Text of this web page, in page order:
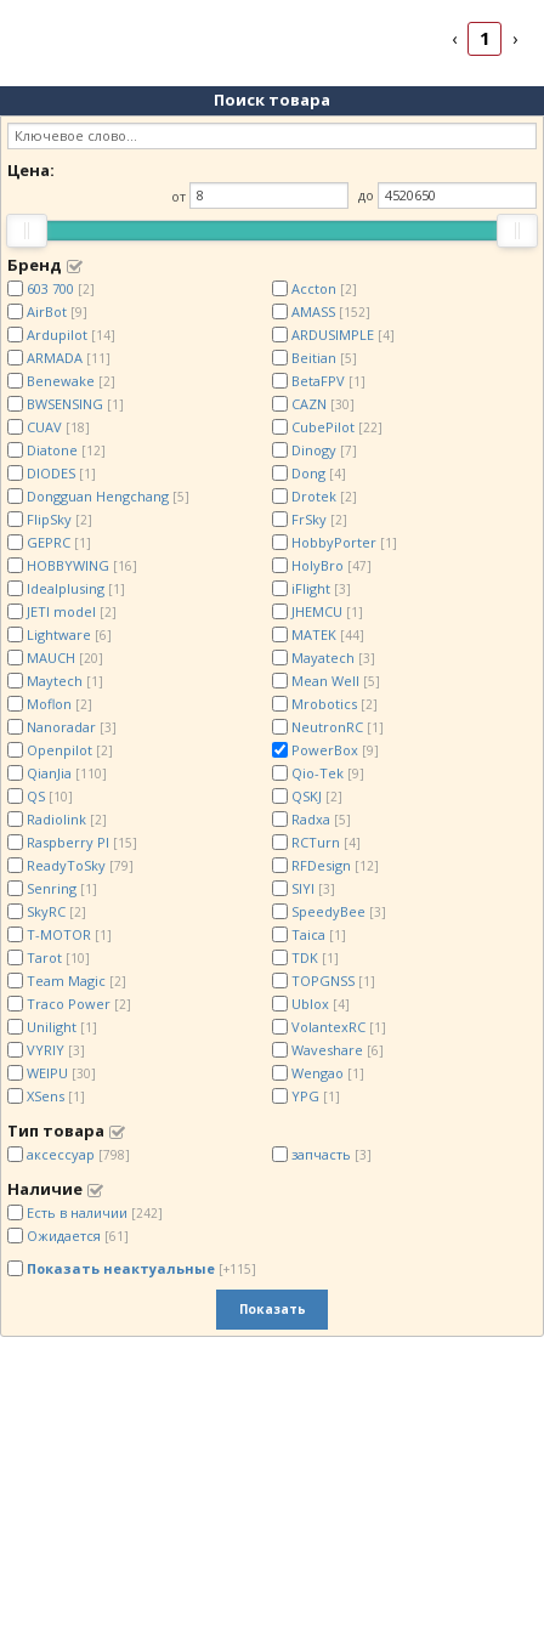
‹ 1 ›
Поиск товара
Цена:
от до
Бренд
603 700 [2] Accton [2]
AirBot [9] AMASS [152]
Ardupilot [14] ARDUSIMPLE [4]
ARMADA [11] Beitian [5]
Benewake [2] BetaFPV [1]
BWSENSING [1] CAZN [30]
CUAV [18] CubePilot [22]
Diatone [12] Dinogy [7]
DIODES [1] Dong [4]
Dongguan Hengchang [5] Drotek [2]
FlipSky [2] FrSky [2]
GEPRC [1] HobbyPorter [1]
HOBBYWING [16] HolyBro [47]
Idealplusing [1] iFlight [3]
JETI model [2] JHEMCU [1]
Lightware [6] MATEK [44]
MAUCH [20] Mayatech [3]
Maytech [1] Mean Well [5]
Moflon [2] Mrobotics [2]
Nanoradar [3] NeutronRC [1]
Openpilot [2] PowerBox [9]
QianJia [110] Qio-Tek [9]
QS [10] QSKJ [2]
Radiolink [2] Radxa [5]
Raspberry PI [15] RCTurn [4]
ReadyToSky [79] RFDesign [12]
Senring [1] SIYI [3]
SkyRC [2] SpeedyBee [3]
T-MOTOR [1] Taica [1]
Tarot [10] TDK [1]
Team Magic [2] TOPGNSS [1]
Traco Power [2] Ublox [4]
Unilight [1] VolantexRC [1]
VYRIY [3] Waveshare [6]
WEIPU [30] Wengao [1]
XSens [1] YPG [1]
Тип товара
аксессуар [798] запчасть [3]
Наличие
Есть в наличии [242]
Ожидается [61]
Показать неактуальные [+115]
Показать